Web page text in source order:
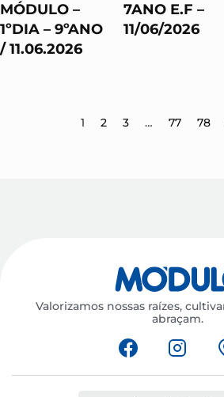
MÓDULO –
1ºDIA – 9ºANO
/ 11.06.2026
7ANO E.F –
11/06/2026
1 2 3 … 77 78
Valorizamos nossas raízes,
abraçam.